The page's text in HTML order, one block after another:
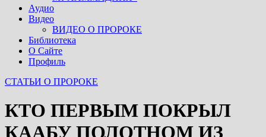
Аудио
Видео
ВИДЕО О ПРОРОКЕ
Библиотека
О Сайте
Профиль
СТАТЬИ О ПРОРОКЕ
КТО ПЕРВЫМ ПОКРЫЛ
КААБУ ПОЛОТНОМ ИЗ